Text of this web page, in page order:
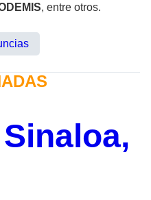
, entre otros.